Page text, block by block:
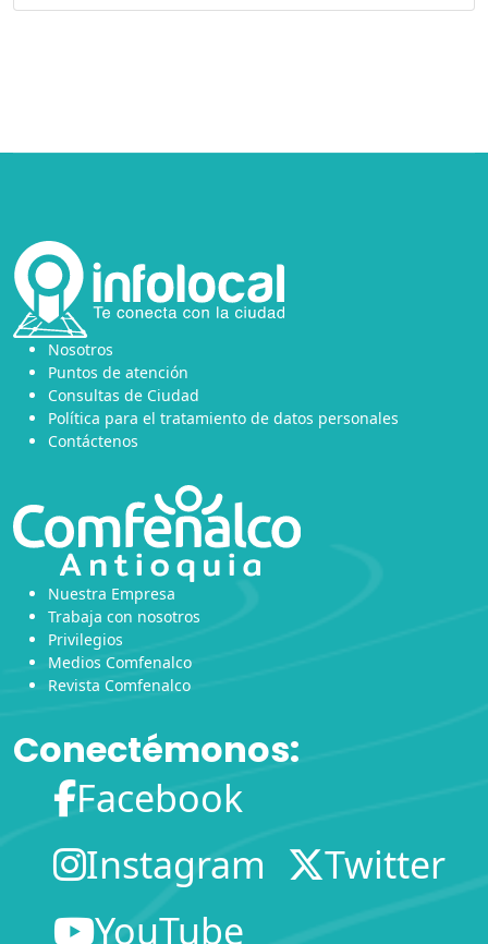
Nosotros
Puntos de atención
Consultas de Ciudad
Política para el tratamiento de datos personales
Contáctenos
Nuestra Empresa
Trabaja con nosotros
Privilegios
Medios Comfenalco
Revista Comfenalco
Conectémonos:
Facebook
Instagram
Twitter
YouTube